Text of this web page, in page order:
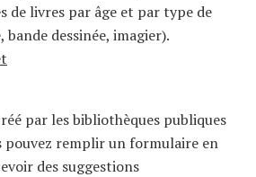
de livres par âge et par type de
dessinée, imagier).
par les bibliothèques publiques
pouvez remplir un formulaire en
des suggestions